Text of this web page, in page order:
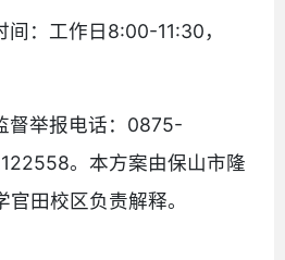
间：工作日8:00-11:30，
督举报电话：0875-
。本方案由保山市隆
田校区负责解释。